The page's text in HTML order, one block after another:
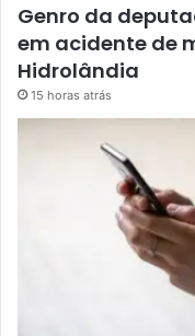
Genro da
em acidente de
Hidrolândia
15 horas atrás